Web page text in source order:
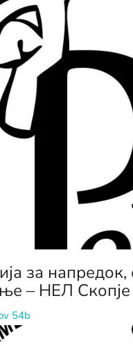
за напредок,
– НЕЛ Скопје
54b